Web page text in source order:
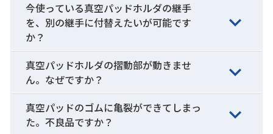
今使っている真空パッドホルダの継手
を、別の継手に付替えたいが可能です
か？
真空パッドホルダの摺動部が動きませ
ん。なぜですか？
真空パッドのゴムに亀裂ができてしまっ
た。不良品ですか？